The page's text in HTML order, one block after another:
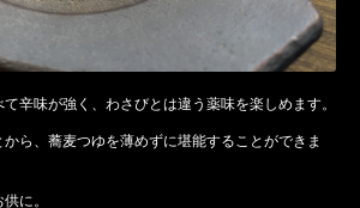
辛味が強く、わさびとは違う薬味を楽しめます。
ら、蕎麦つゆを薄めずに堪能することができま
に。